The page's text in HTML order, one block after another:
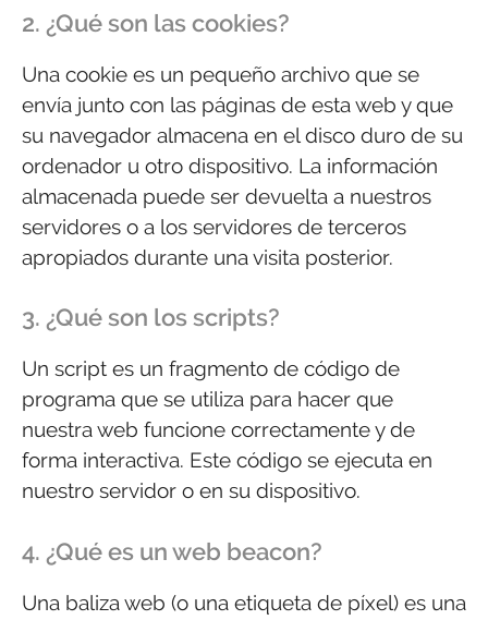
2. ¿Qué son las cookies?
Una cookie es un pequeño archivo que se
envía junto con las páginas de esta web y que
su navegador almacena en el disco duro de su
ordenador u otro dispositivo. La información
almacenada puede ser devuelta a nuestros
servidores o a los servidores de terceros
apropiados durante una visita posterior.
3. ¿Qué son los scripts?
Un script es un fragmento de código de
programa que se utiliza para hacer que
nuestra web funcione correctamente y de
forma interactiva. Este código se ejecuta en
nuestro servidor o en su dispositivo.
4. ¿Qué es un web beacon?
Una baliza web (o una etiqueta de píxel) es una